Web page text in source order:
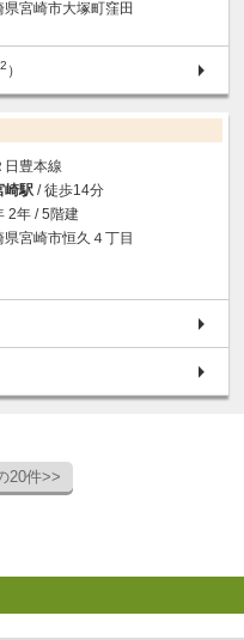
県宮崎市大塚町窪田
2 ）
日豊本線
崎駅 / 徒歩14分
2年 / 5階建
県宮崎市恒久４丁目
20件>>